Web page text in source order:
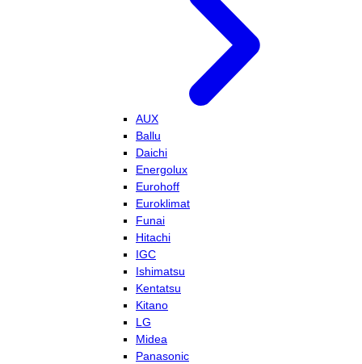
AUX
Ballu
Daichi
Energolux
Eurohoff
Euroklimat
Funai
Hitachi
IGC
Ishimatsu
Kentatsu
Kitano
LG
Midea
Panasonic